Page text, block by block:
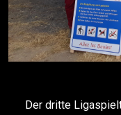
Der dritte